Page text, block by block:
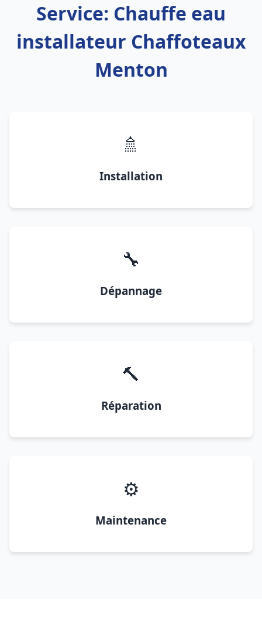
Service: Chauffe eau
installateur Chaffoteaux
Menton
🚿
Installation
🔧
Dépannage
🔨
Réparation
⚙️
Maintenance